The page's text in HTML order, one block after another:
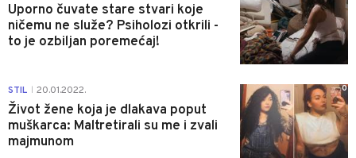
Uporno čuvate stare stvari koje
ničemu ne služe? Psiholozi otkrili -
to je ozbiljan poremećaj!
STIL 20.01.2022.
Život žene koja je dlakava poput
muškarca: Maltretirali su me i zvali
majmunom
0